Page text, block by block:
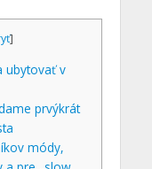
]
ubytovať v
prvýkrát
módy,